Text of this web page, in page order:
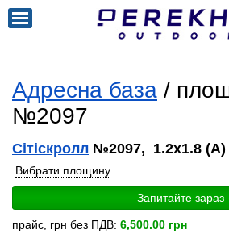
Адресна база /
№2097
Сітіскролл №2097, 1.2x1.8 (A)
Вибрати площину
Запитайте зараз
прайс, грн без ПДВ: 6,500.00 грн